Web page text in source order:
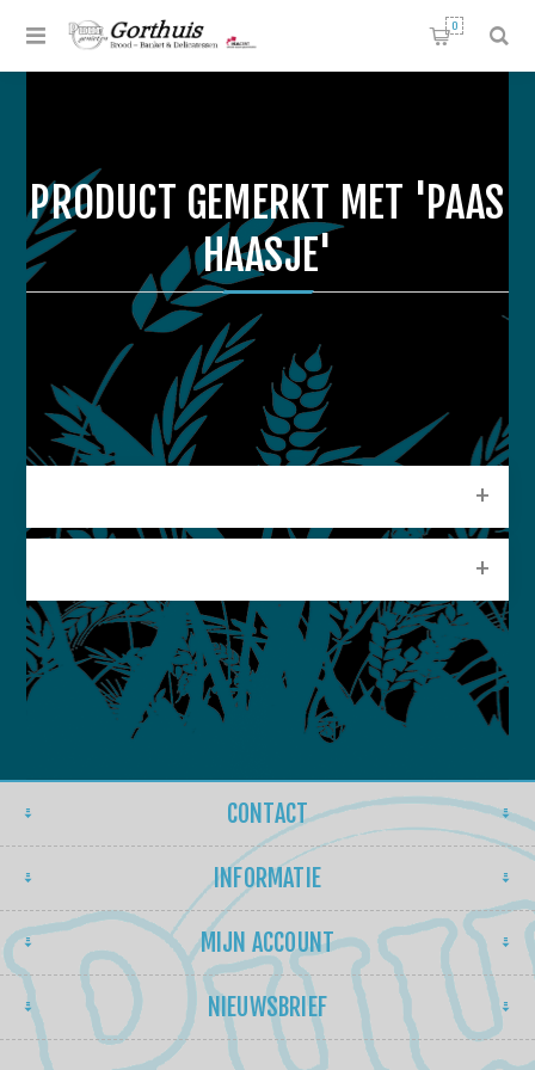
0
PRODUCT GEMERKT MET 'PAAS
HAASJE'
CONTACT
INFORMATIE
MIJN ACCOUNT
NIEUWSBRIEF